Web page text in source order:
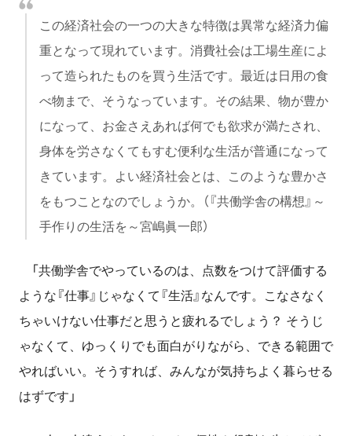
この経済社会の一つの大きな特徴は異常な経済力偏
重となって現れています。消費社会は工場生産によ
って造られたものを買う生活です。最近は日用の食
べ物まで、そうなっています。その結果、物が豊か
になって、お金さえあれば何でも欲求が満たされ、
身体を労さなくてもすむ便利な生活が普通になって
きています。よい経済社会とは、このような豊かさ
をもつことなのでしょうか。（『共働学舎の構想』～
手作りの生活を～宮嶋眞一郎）
「共働学舎でやっているのは、点数をつけて評価する
ような『仕事』じゃなくて『生活』なんです。こなさなく
ちゃいけない仕事だと思うと疲れるでしょう？ そうじ
ゃなくて、ゆっくりでも面白がりながら、できる範囲で
やればいい。そうすれば、みんなが気持ちよく暮らせる
はずです」